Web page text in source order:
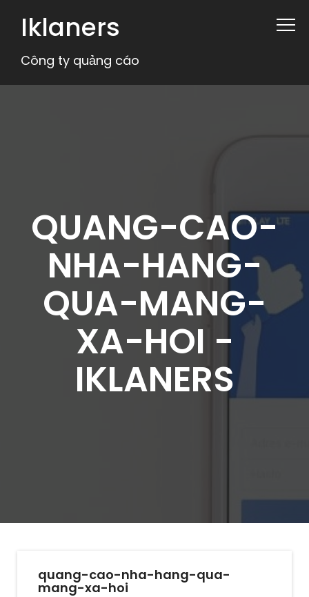
Iklaners
Công ty quảng cáo
QUANG-CAO-
NHA-HANG-
QUA-MANG-
XA-HOI -
IKLANERS
quang-cao-nha-hang-qua-
mang-xa-hoi